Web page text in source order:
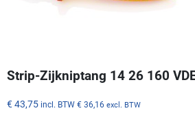
Strip-Zijkniptang 14 26 160
€ 43,75 incl. BTW € 36,16 excl. BTW